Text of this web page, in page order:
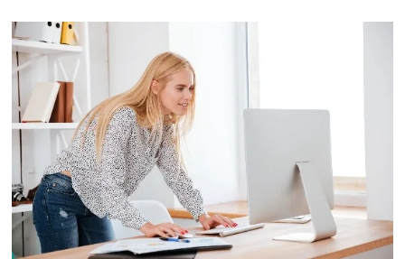
DE
RESILIENCIA
DE
DATOS